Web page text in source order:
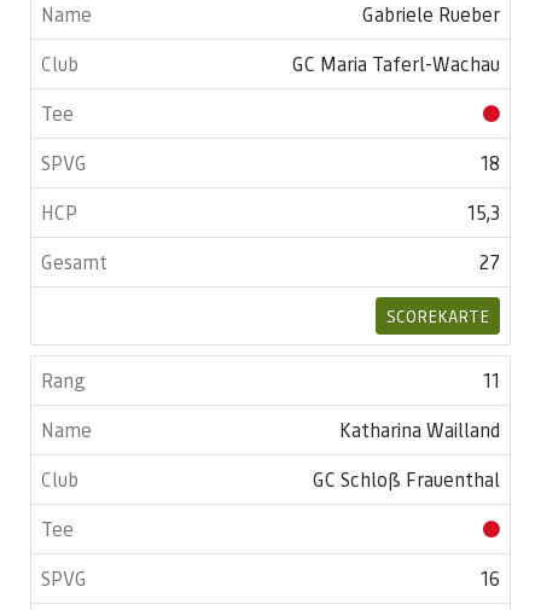
Gabriele Rueber
GC Maria Taferl-Wachau
18
15,3
27
SCOREKARTE
11
Katharina Wailland
GC Schloß Frauenthal
16